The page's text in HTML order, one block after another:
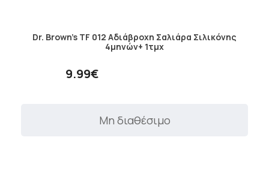
Dr. Brown's TF 012 Αδιάβροχη Σαλιάρα Σιλικόνης
4μηνών+ 1τμχ
9.99€
Μη διαθέσιμο